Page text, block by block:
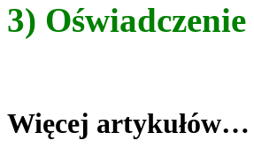
3) Oświadczenie
Więcej artykułów…